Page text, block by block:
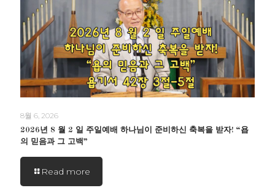
8월 6, 2026
2026년 8 월 2 일 주일예배 하나님이 준비하신 축복을 받자! “욥
의 믿음과 그 고백”
Read more